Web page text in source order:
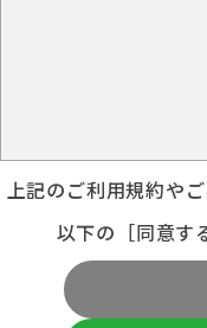
上記のご利用規約や
以下の［同意す